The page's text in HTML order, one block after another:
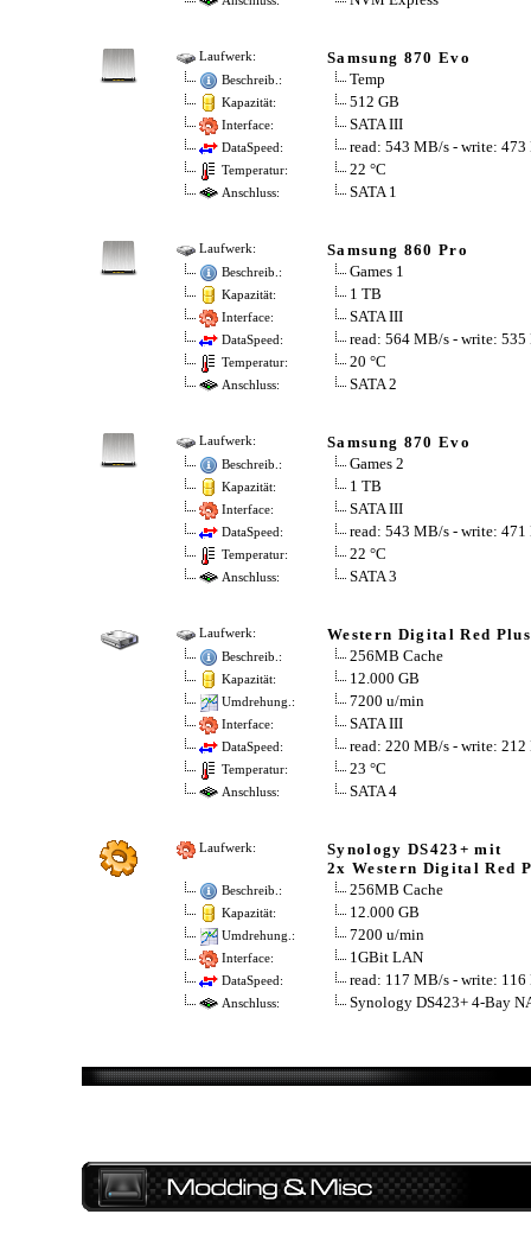
Laufwerk: Samsung 870 Evo
Beschreib.: Temp
Kapazität: 512 GB
Interface: SATA III
DataSpeed: read: 543 MB/s - write: 473
Temperatur: 22 °C
Anschluss: SATA 1
Laufwerk: Samsung 860 Pro
Beschreib.: Games 1
Kapazität: 1 TB
Interface: SATA III
DataSpeed: read: 564 MB/s - write: 535
Temperatur: 20 °C
Anschluss: SATA 2
Laufwerk: Samsung 870 Evo
Beschreib.: Games 2
Kapazität: 1 TB
Interface: SATA III
DataSpeed: read: 543 MB/s - write: 471
Temperatur: 22 °C
Anschluss: SATA 3
Laufwerk: Western Digital Red
Beschreib.: 256MB Cache
Kapazität: 12.000 GB
Umdrehung.: 7200 u/min
Interface: SATA III
DataSpeed: read: 220 MB/s - write: 212
Temperatur: 23 °C
Anschluss: SATA 4
Laufwerk:
Synology DS423+ mit
2x Western Digital Red
Beschreib.: 256MB Cache
Kapazität: 12.000 GB
Umdrehung.: 7200 u/min
Interface: 1GBit LAN
DataSpeed: read: 117 MB/s - write: 116
Anschluss: Synology DS423+ 4-Bay